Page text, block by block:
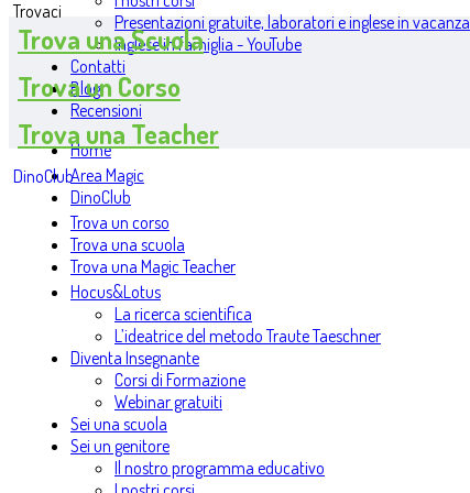
Presentazioni gratuite, laboratori e inglese in vacanza
Inglese in famiglia - YouTube
Contatti
Blog
Recensioni
Home
Area Magic
DinoClub
Trova un corso
Trova una scuola
Trova una Magic Teacher
Hocus&Lotus
La ricerca scientifica
L’ideatrice del metodo Traute Taeschner
Diventa Insegnante
Corsi di Formazione
Webinar gratuiti
Sei una scuola
Sei un genitore
Il nostro programma educativo
Trovaci
Trova una Scuola
Trova un Corso
Trova una Teacher
DinoClub